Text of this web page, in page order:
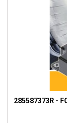
285587373R -